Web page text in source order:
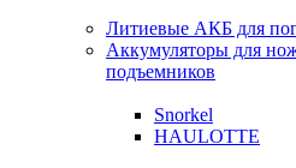
Литиевые АКБ для
Аккумуляторы для
подъемников
Snorkel
HAULOTTE